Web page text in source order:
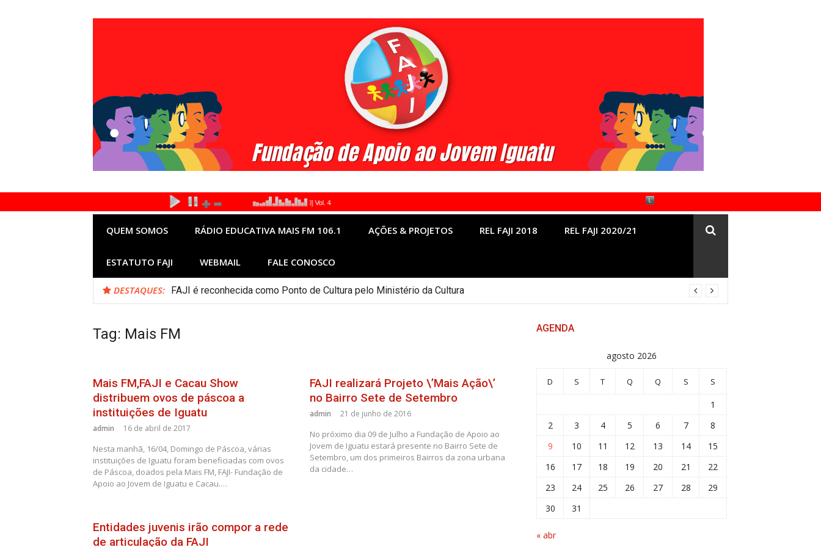
QUEM SOMOS RÁDIO EDUCATIVA MAIS FM 106.1 AÇÕES & PROJETOS REL FAJI 2018 REL FAJI 2020/21
ESTATUTO FAJI WEBMAIL FALE CONOSCO
DESTAQUES: FAJI é reconhecida como Ponto de Cultura pelo Ministério da Cultura
Tag: Mais FM
Mais FM,FAJI e Cacau Show
distribuem ovos de páscoa a
instituições de Iguatu
admin 16 de abril de 2017
Nesta manhã, 16/04, Domingo de Páscoa, várias
instituições de Iguatu foram beneficiadas com ovos
de Páscoa, doados pela Mais FM, FAJI- Fundação de
Apoio ao Jovem de Iguatu e Cacau.…
FAJI realizará Projeto \’Mais Ação\’
no Bairro Sete de Setembro
admin 21 de junho de 2016
No próximo dia 09 de Julho a Fundação de Apoio ao
Jovem de Iguatu estará presente no Bairro Sete de
Setembro, um dos primeiros Bairros da zona urbana
da cidade…
Entidades juvenis irão compor a rede
de articulação da FAJI
AGENDA
agosto 2026
D S T Q Q S S
1
2
3 4 5 6 7
8
9
10 11 12 13 14
15
16
17 18 19 20 21
22
23
24 25 26 27 28
29
30
31
« abr